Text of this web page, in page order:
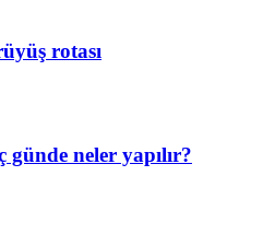
rotası
günde neler yapılır?